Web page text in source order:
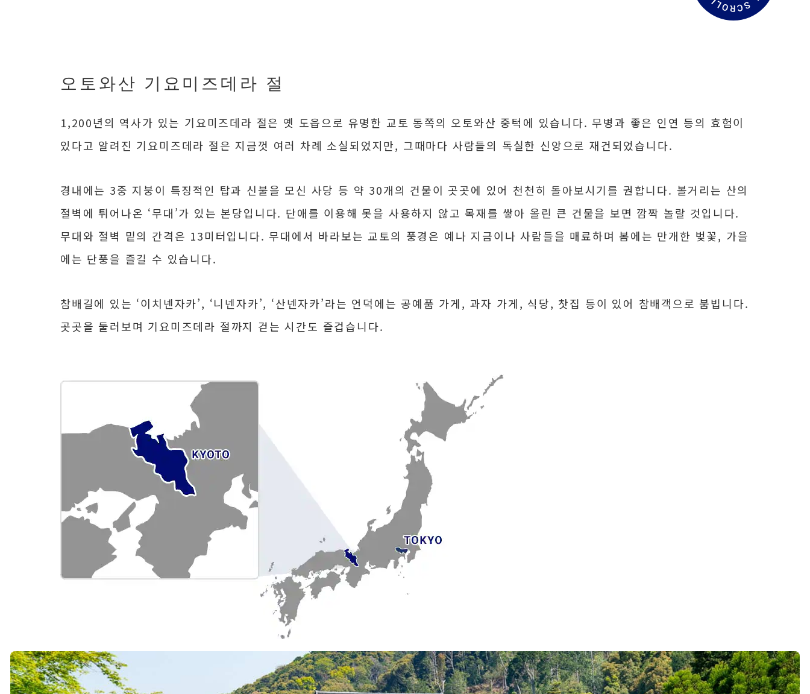
읽
기
오토와산 기요미즈데라 절
1,200년의 역사가 있는 기요미즈데라 절은 옛 도읍으로 유명한 교토 동쪽의 오토와산 중턱에 있습니다. 무병과 좋은 인연 등의 효험이
있다고 알려진 기요미즈데라 절은 지금껏 여러 차례 소실되었지만, 그때마다 사람들의 독실한 신앙으로 재건되었습니다.
경내에는 3중 지붕이 특징적인 탑과 신불을 모신 사당 등 약 30개의 건물이 곳곳에 있어 천천히 돌아보시기를 권합니다. 볼거리는 산의
절벽에 튀어나온 ‘무대’가 있는 본당입니다. 단애를 이용해 못을 사용하지 않고 목재를 쌓아 올린 큰 건물을 보면 깜짝 놀랄 것입니다.
무대와 절벽 밑의 간격은 13미터입니다. 무대에서 바라보는 교토의 풍경은 예나 지금이나 사람들을 매료하며 봄에는 만개한 벚꽃, 가을
에는 단풍을 즐길 수 있습니다.
참배길에 있는 ‘이치넨자카’, ‘니넨자카’, ‘산넨자카’라는 언덕에는 공예품 가게, 과자 가게, 식당, 찻집 등이 있어 참배객으로 붐빕니다.
곳곳을 둘러보며 기요미즈데라 절까지 걷는 시간도 즐겁습니다.